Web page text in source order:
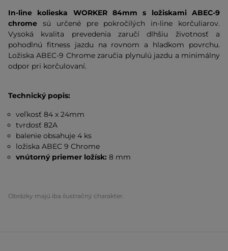
In-line kolieska WORKER 84mm s ložiskami ABEC-9
chrome sú určené pre pokročilých in-line korčuliarov.
Vysoká kvalita prevedenia zaručí dlhšiu životnosť a
pohodlnú fitness jazdu na rovnom a hladkom povrchu.
Ložiska ABEC-9 Chrome zaručia plynulú jazdu a minimálny
odpor pri korčulovaní.
Technický popis:
veľkosť 84 x 24mm
tvrdosť 82A
balenie obsahuje 4 ks
ložiska ABEC 9 Chrome
vnútorný priemer ložísk: 8 mm
Obrázky majú iba ilustračný charakter.